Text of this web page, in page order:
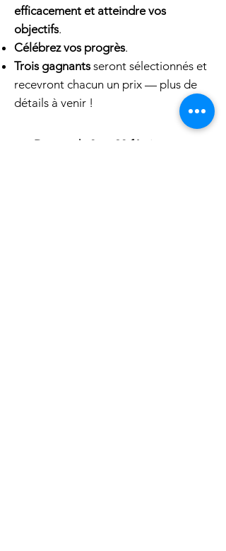
efficacement et atteindre vos
objectifs.
Célébrez vos progrès.
Trois gagnantsseront sélectionnés et
recevront chacun un prix — plus de
détails à venir !
📅 Dates : du 8 au 28 février